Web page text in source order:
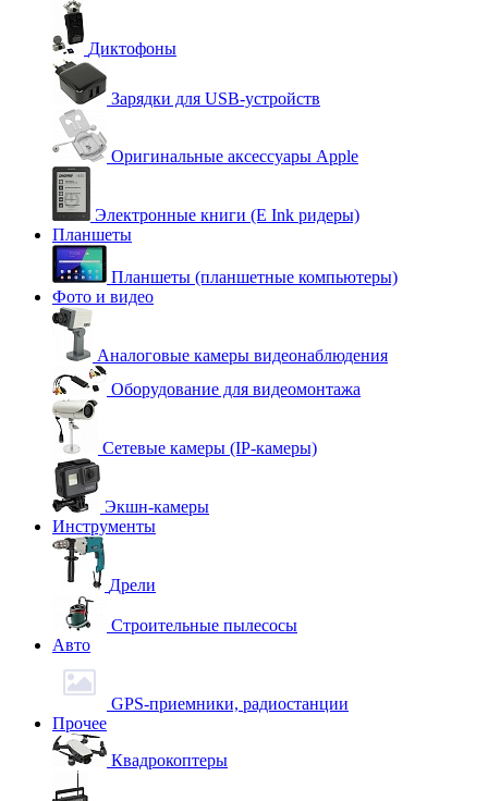
Диктофоны
Зарядки для USB-устройств
Оригинальные аксессуары Apple
Электронные книги (E Ink ридеры)
Планшеты
Планшеты (планшетные компьютеры)
Фото и видео
Аналоговые камеры видеонаблюдения
Оборудование для видеомонтажа
Сетевые камеры (IP-камеры)
Экшн-камеры
Инструменты
Дрели
Строительные пылесосы
Авто
GPS-приемники, радиостанции
Прочее
Квадрокоптеры